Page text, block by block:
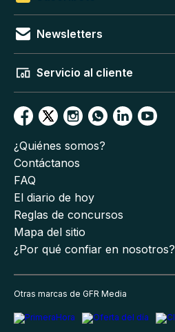
Newsletters
Servicio al cliente
¿Quiénes somos?
Contáctanos
FAQ
El diario de hoy
Reglas de concursos
Mapa del sitio
¿Por qué confiar en nosotros?
Otras marcas de GFR Media